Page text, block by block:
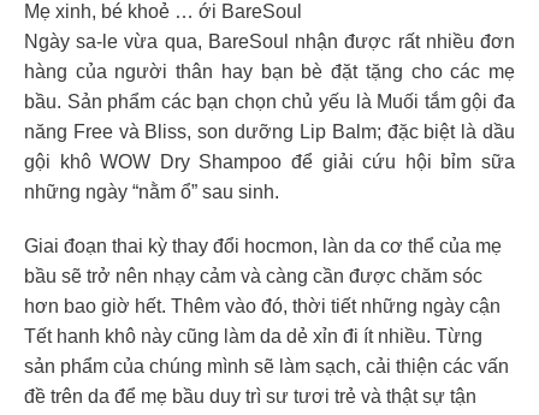
Mẹ xinh, bé khoẻ … ới BareSoul
Ngày sa-le vừa qua, BareSoul nhận được rất nhiều đơn
hàng của người thân hay bạn bè đặt tặng cho các mẹ
bầu. Sản phẩm các bạn chọn chủ yếu là Muối tắm gội đa
năng Free và Bliss, son dưỡng Lip Balm; đặc biệt là dầu
gội khô WOW Dry Shampoo để giải cứu hội bỉm sữa
những ngày “nằm ổ” sau sinh.
Giai đoạn thai kỳ thay đổi hocmon, làn da cơ thể của mẹ
bầu sẽ trở nên nhạy cảm và càng cần được chăm sóc
hơn bao giờ hết. Thêm vào đó, thời tiết những ngày cận
Tết hanh khô này cũng làm da dẻ xỉn đi ít nhiều. Từng
sản phẩm của chúng mình sẽ làm sạch, cải thiện các vấn
đề trên da để mẹ bầu duy trì sư tươi trẻ và thật sự tận